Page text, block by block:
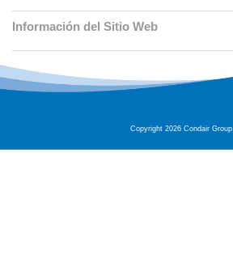
Información del Sitio Web
Copyright 2026 Condair Group